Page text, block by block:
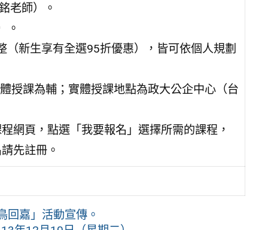
老師）。
。
新生享有全選95折優惠），皆可依個人規劃
授課為輔；實體授課地點為政大公企中心（台
網頁，點選「我要報名」選擇所需的課程，
先註冊。
回嘉」活動宣傳。